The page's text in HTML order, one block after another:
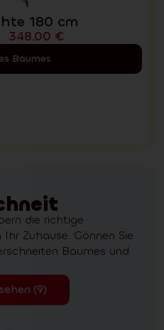
180 cm
348.00 €
Baumes
die richtige
Zuhause. Gönnen Sie
Baumes und
(9)